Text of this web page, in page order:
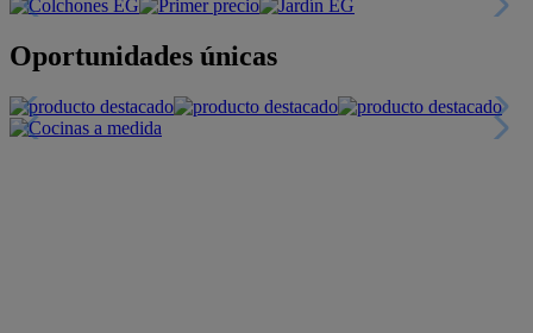
Oportunidades únicas